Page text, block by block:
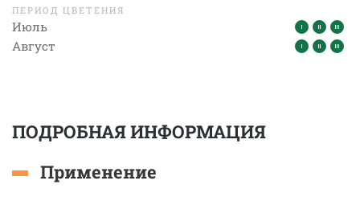
ПЕРИОД ЦВЕТЕНИЯ
Июль
Август
ПОДРОБНАЯ ИНФОРМАЦИЯ
Применение